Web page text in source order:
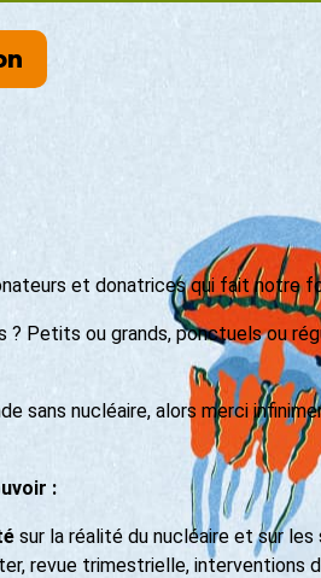
et donatrices qui fait notre
Petits ou grands, ponctuels ou
sans nucléaire, alors merci
:
sur la réalité du nucléaire et sur
revue trimestrielle, interventions